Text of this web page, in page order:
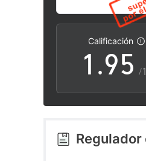
Calificación
0
1
2
3
.
8
9
4
5
6
7
/
Regulador